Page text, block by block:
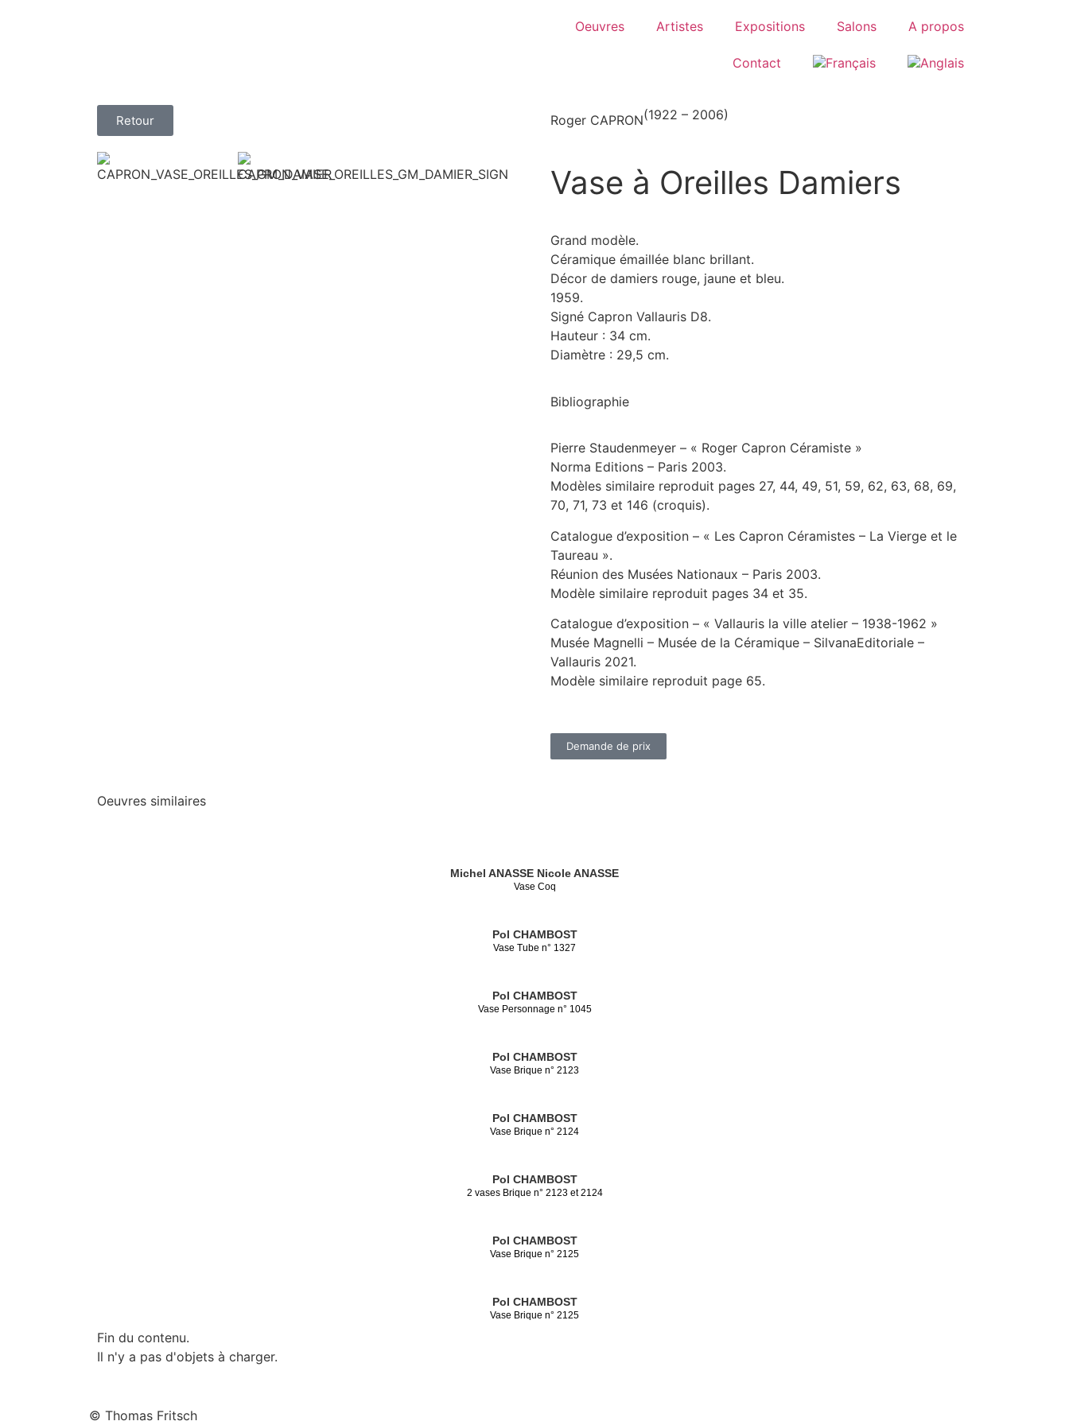
Oeuvres Artistes Expositions Salons A propos
Contact
Retour Roger CAPRON(1922 – 2006)
Vase à Oreilles Damiers
Grand modèle.
Céramique émaillée blanc brillant.
Décor de damiers rouge, jaune et bleu.
1959.
Signé Capron Vallauris D8.
Hauteur : 34 cm.
Diamètre : 29,5 cm.
Bibliographie
Pierre Staudenmeyer – « Roger Capron Céramiste »
Norma Editions – Paris 2003.
Modèles similaire reproduit pages 27, 44, 49, 51, 59, 62, 63, 68, 69,
70, 71, 73 et 146 (croquis).
Catalogue d’exposition – « Les Capron Céramistes – La Vierge et le
Taureau ».
Réunion des Musées Nationaux – Paris 2003.
Modèle similaire reproduit pages 34 et 35.
Catalogue d’exposition – « Vallauris la ville atelier – 1938-1962 »
Musée Magnelli – Musée de la Céramique – SilvanaEditoriale –
Vallauris 2021.
Modèle similaire reproduit page 65.
Demande de prix
Oeuvres similaires
Michel ANASSE Nicole ANASSE
Vase Coq
Pol CHAMBOST
Vase Tube n° 1327
Pol CHAMBOST
Vase Personnage n° 1045
Pol CHAMBOST
Vase Brique n° 2123
Pol CHAMBOST
Vase Brique n° 2124
Pol CHAMBOST
2 vases Brique n° 2123 et 2124
Pol CHAMBOST
Vase Brique n° 2125
Pol CHAMBOST
Vase Brique n° 2125
Fin du contenu.
Il n'y a pas d'objets à charger.
© Thomas Fritsch